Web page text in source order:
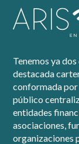
Tenemos ya
destacada
conformada
público
entidades
asociaciones,
organizaciones